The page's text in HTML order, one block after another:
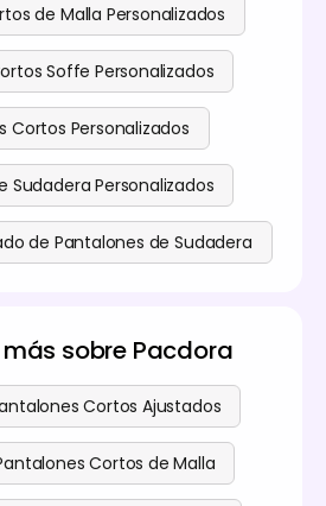
de Malla Personalizados
Soffe Personalizados
Cortos Personalizados
Sudadera Personalizados
de Pantalones de Sudadera
sobre Pacdora
Cortos Ajustados
Cortos de Malla